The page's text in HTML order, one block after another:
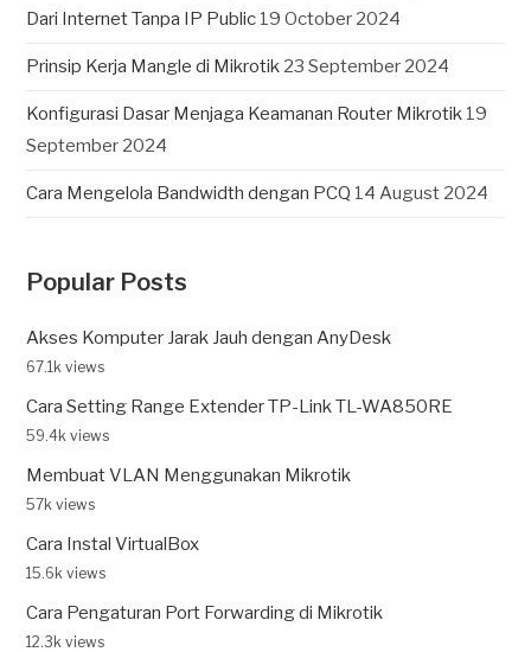
Dari Internet Tanpa IP Public 19 October 2024
Prinsip Kerja Mangle di Mikrotik 23 September 2024
Konfigurasi Dasar Menjaga Keamanan Router Mikrotik 19
September 2024
Cara Mengelola Bandwidth dengan PCQ 14 August 2024
Popular Posts
Akses Komputer Jarak Jauh dengan AnyDesk
67.1k views
Cara Setting Range Extender TP-Link TL-WA850RE
59.4k views
Membuat VLAN Menggunakan Mikrotik
57k views
Cara Instal VirtualBox
15.6k views
Cara Pengaturan Port Forwarding di Mikrotik
12.3k views